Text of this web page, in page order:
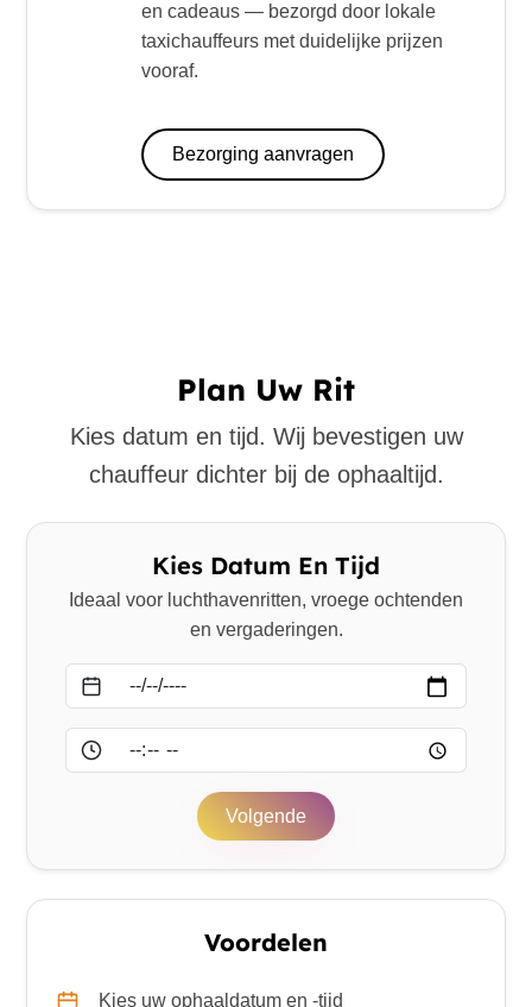
en cadeaus — bezorgd door lokale
taxichauffeurs met duidelijke prijzen
vooraf.
Bezorging aanvragen
Plan Uw Rit
Kies datum en tijd. Wij bevestigen uw
chauffeur dichter bij de ophaaltijd.
Kies Datum En Tijd
Ideaal voor luchthavenritten, vroege ochtenden
en vergaderingen.
Volgende
Voordelen
Kies uw ophaaldatum en -tijd